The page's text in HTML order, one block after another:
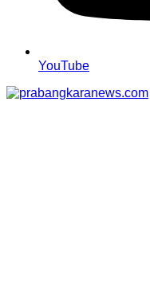
YouTube